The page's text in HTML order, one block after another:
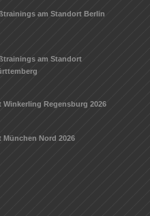
am Standort Berlin
am Standort
Regensburg 2026
Nord 2026